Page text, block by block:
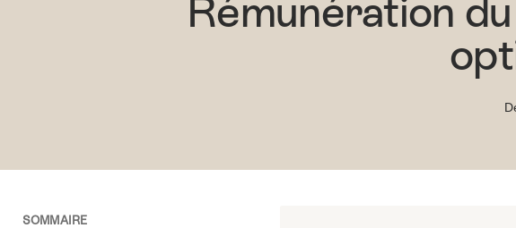
Rémunération
SOMMAIRE